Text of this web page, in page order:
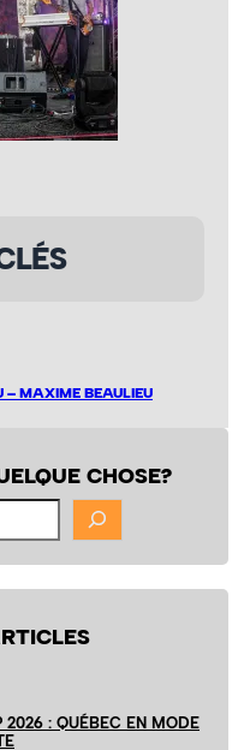
– MAXIME BEAULIEU
CHOSE?
2026 : QUÉBEC EN MODE